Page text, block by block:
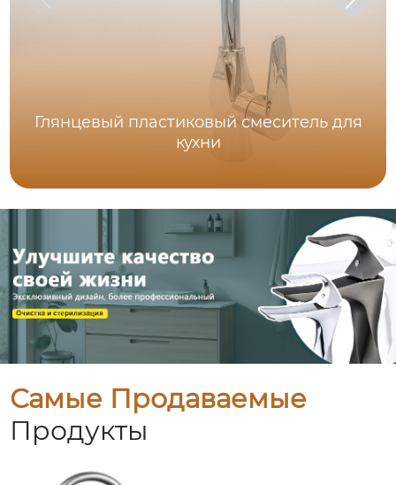
Глянцевый пластиковый смеситель для
кухни
Самые Продаваемые
Продукты